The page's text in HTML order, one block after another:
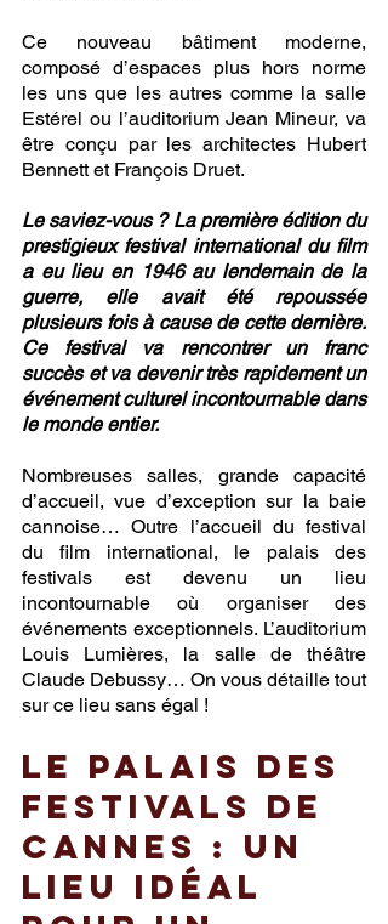
Ce nouveau bâtiment moderne,
composé d’espaces plus hors norme
les uns que les autres comme la salle
Estérel ou l’auditorium Jean Mineur, va
être conçu par les architectes Hubert
Bennett et François Druet.
Le saviez-vous ? La première édition du
prestigieux festival international du film
a eu lieu en 1946 au lendemain de la
guerre, elle avait été repoussée
plusieurs fois à cause de cette dernière.
Ce festival va rencontrer un franc
succès et va devenir très rapidement un
événement culturel incontournable dans
le monde entier.
Nombreuses salles, grande capacité
d’accueil, vue d’exception sur la baie
cannoise… Outre l’accueil du festival
du film international, le palais des
festivals est devenu un lieu
incontournable où organiser des
événements exceptionnels. L’auditorium
Louis Lumières, la salle de théâtre
Claude Debussy… On vous détaille tout
sur ce lieu sans égal !
Le palais des
festivals de
cannes : Un
lieu idéal